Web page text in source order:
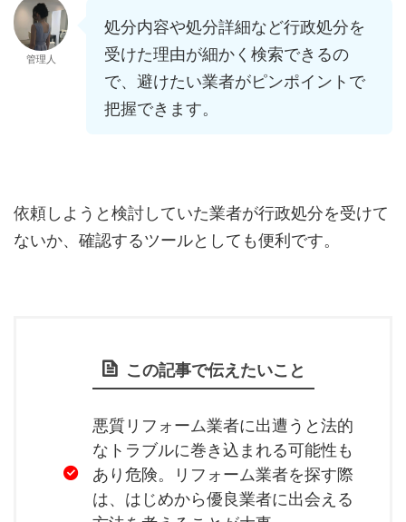
管理人
処分内容や処分詳細など行政処分を
受けた理由が細かく検索できるの
で、避けたい業者がピンポイントで
把握できます。
依頼しようと検討していた業者が行政処分を受けて
ないか、確認するツールとしても便利です。
この記事で伝えたいこと
悪質リフォーム業者に出遭うと法的
なトラブルに巻き込まれる可能性も
あり危険。リフォーム業者を探す際
は、はじめから優良業者に出会える